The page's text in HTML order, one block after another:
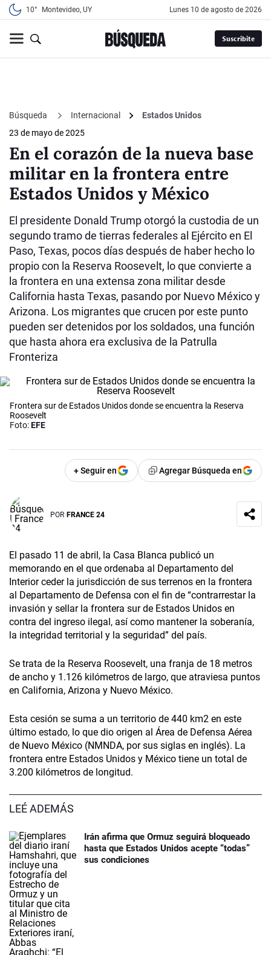
10° Montevideo, UY lunes 10 de agosto de 2026
Suscribite
Búsqueda Internacional
Estados Unidos
23 de mayo de 2025
En el corazón de la nueva base
militar en la frontera entre
Estados Unidos y México
El presidente Donald Trump otorgó la custodia de un
segundo tramo de tierras federales al Ejército en El
Paso, Texas, pocos días después de haber hecho lo
propio con la Reserva Roosevelt, lo que convierte a
la frontera en una extensa zona militar desde
California hasta Texas, pasando por Nuevo México y
Arizona. Los migrantes que crucen por este punto
pueden ser detenidos por los soldados, una función
que hasta ahora era exclusiva de la Patrulla
Fronteriza
Frontera sur de Estados Unidos donde se encuentra la Reserva
Roosevelt
Foto:EFE
+ Seguir en Agregar Búsqueda en
POR FRANCE 24
El pasado 11 de abril, la Casa Blanca publicó un
memorando en el que ordenaba al Departamento del
Interior ceder la jurisdicción de sus terrenos en la frontera
al Departamento de Defensa con el fin de “contrarrestar la
invasión y sellar la frontera sur de Estados Unidos en
contra del ingreso ilegal, así como mantener la soberanía,
la integridad territorial y la seguridad” del país.
Se trata de la Reserva Roosevelt, una franja de 18 metros
de ancho y 1.126 kilómetros de largo, que atraviesa puntos
en California, Arizona y Nuevo México.
Esta cesión se suma a un territorio de 440 km2 en este
último estado, lo que dio origen al Área de Defensa Aérea
de Nuevo México (NMNDA, por sus siglas en inglés). La
frontera entre Estados Unidos y México tiene un total de
3.200 kilómetros de longitud.
LEÉ ADEMÁS
Irán afirma que Ormuz seguirá bloqueado
hasta que Estados Unidos acepte “todas”
sus condiciones